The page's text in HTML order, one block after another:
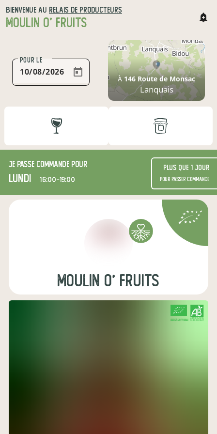
BIENVENUE AU RELAIS DE PRODUCTEURS
MOULIN O' FRUITS
POUR LE
À 146 Route de Monsac
Lanquais
Je passe commande pour
lundi 16:00-19:00
Plus que 1 jour
pour passer commande
MOULIN O' FRUITS
CERTIFIÉ PAR FR-BIO-01
AGRICULTURE FRANCE